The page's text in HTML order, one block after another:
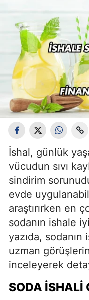
İshal, günlük
vücudun sıvı
sindirim
evde
araştırırken en
sodanın ishale
yazıda,
uzman
inceleyerek
SODA İSHALI